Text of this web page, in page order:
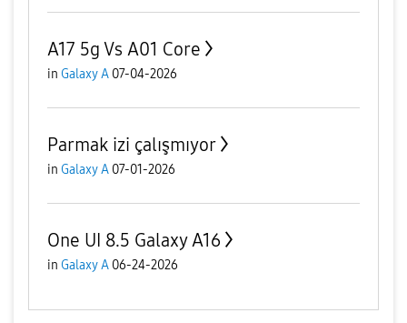
A17 5g Vs A01 Core
in Galaxy A 07-04-2026
Parmak izi çalışmıyor
in Galaxy A 07-01-2026
One UI 8.5 Galaxy A16
in Galaxy A 06-24-2026